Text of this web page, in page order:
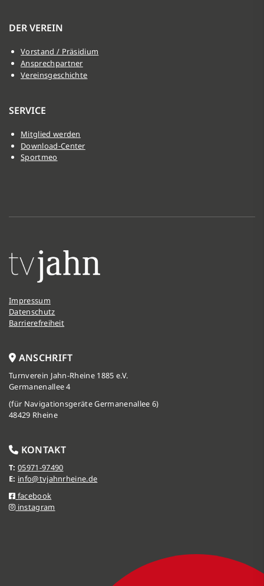
DER VEREIN
Vorstand / Präsidium
Ansprechpartner
Vereinsgeschichte
SERVICE
Mitglied werden
Download-Center
Sportmeo
Impressum
Datenschutz
Barrierefreiheit
ANSCHRIFT
Turnverein Jahn-Rheine 1885 e.V.
Germanenallee 4
(für Navigationsgeräte Germanenallee 6)
48429 Rheine
KONTAKT
T: 05971-97490
E: info@tvjahnrheine.de
facebook
instagram